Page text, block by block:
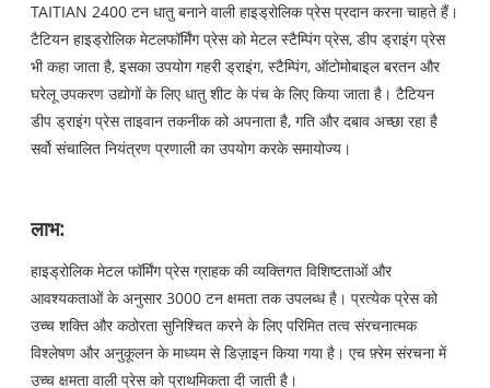
TAITIAN 2400 टन धातु बनाने वाली हाइड्रोलिक प्रेस प्रदान करना चाहते हैं।
टैटियन हाइड्रोलिक मेटलफॉर्मिंग प्रेस को मेटल स्टैम्पिंग प्रेस, डीप ड्राइंग प्रेस
भी कहा जाता है, इसका उपयोग गहरी ड्राइंग, स्टैम्पिंग, ऑटोमोबाइल बरतन और
घरेलू उपकरण उद्योगों के लिए धातु शीट के पंच के लिए किया जाता है। टैटियन
डीप ड्राइंग प्रेस ताइवान तकनीक को अपनाता है, गति और दबाव अच्छा रहा है
सर्वो संचालित नियंत्रण प्रणाली का उपयोग करके समायोज्य।
लाभ:
हाइड्रोलिक मेटल फॉर्मिंग प्रेस ग्राहक की व्यक्तिगत विशिष्टताओं और
आवश्यकताओं के अनुसार 3000 टन क्षमता तक उपलब्ध है। प्रत्येक प्रेस को
उच्च शक्ति और कठोरता सुनिश्चित करने के लिए परिमित तत्व संरचनात्मक
विश्लेषण और अनुकूलन के माध्यम से डिज़ाइन किया गया है। एच फ़्रेम संरचना में
उच्च क्षमता वाली प्रेस को प्राथमिकता दी जाती है।